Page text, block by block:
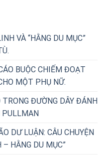
VÀ “HẰNG DU MỤC”
BUỘC CHIẾM ĐOẠT
MỘT PHỤ NỮ.
ĐƯỜNG DÂY ĐÁNH
PULLMAN
DƯ LUẬN: CÂU CHUYỆN
HẰNG DU MỤC”